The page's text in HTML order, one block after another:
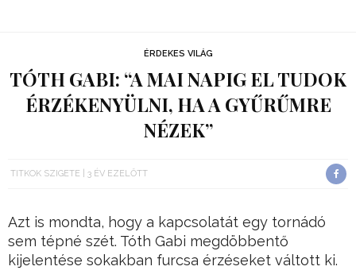
ÉRDEKES VILÁG
TÓTH GABI: “A MAI NAPIG EL TUDOK
ÉRZÉKENYÜLNI, HA A GYŰRŰMRE
NÉZEK”
TITKOK SZIGETE 3 ÉV EZELŐTT
Azt is mondta, hogy a kapcsolatát egy tornádó
sem tépné szét. Tóth Gabi megdöbbentő
kijelentése sokakban furcsa érzéseket váltott ki.